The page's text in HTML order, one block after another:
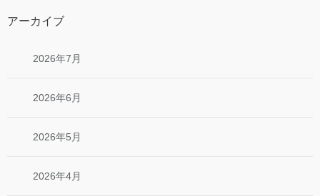
アーカイブ
2026年7月
2026年6月
2026年5月
2026年4月